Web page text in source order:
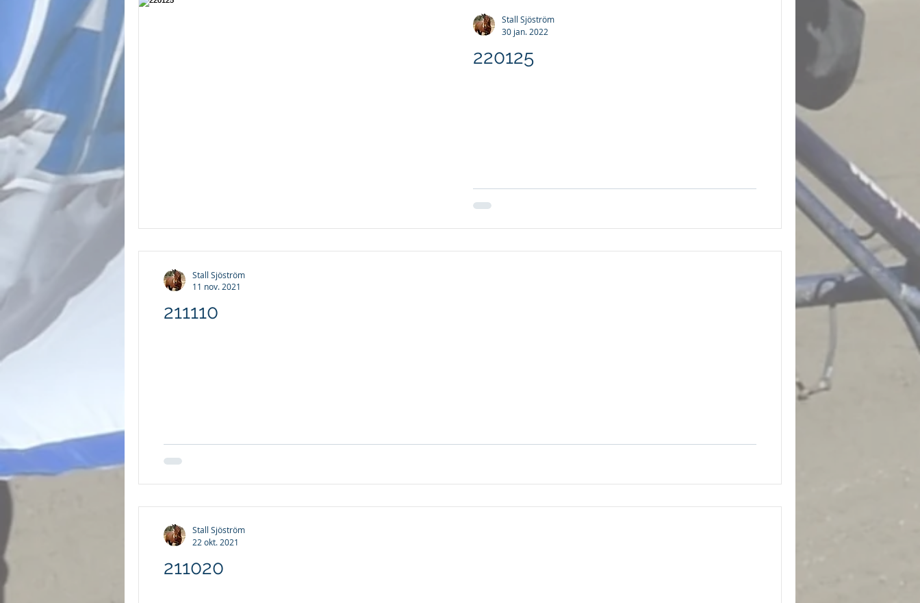
220125
Stall Sjöström
30 jan. 2022
211110
Stall Sjöström
11 nov. 2021
211020
Stall Sjöström
22 okt. 2021